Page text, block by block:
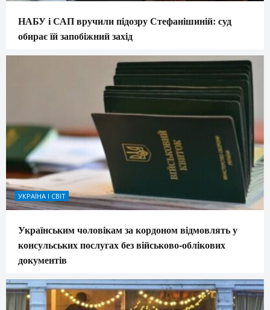
НАБУ і САП вручили підозру Стефанішиній: суд
обирає їй запобіжний захід
УКРАЇНА І СВІТ
Українським чоловікам за кордоном відмовлять у
консульських послугах без військово-облікових
документів